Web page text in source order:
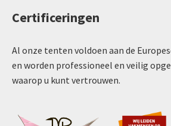
Certificeringen
Al onze tenten voldoen aan de
en worden professioneel en veilig
waarop u kunt vertrouwen.